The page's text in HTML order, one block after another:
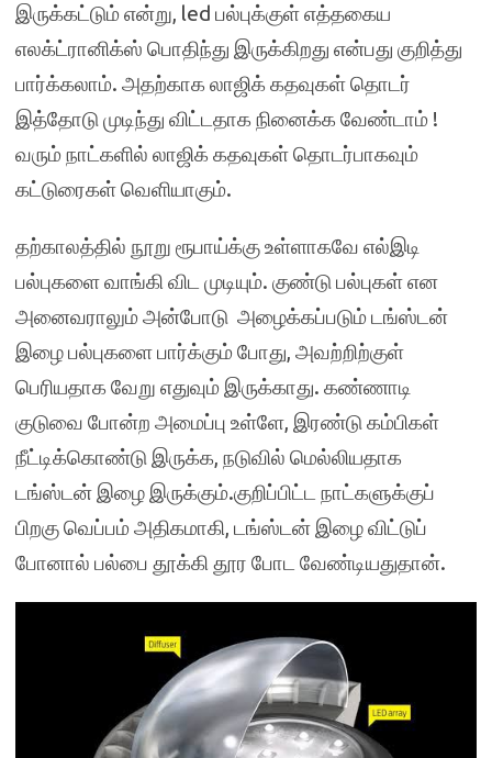
இருக்கட்டும் என்று, led பல்புக்குள் எத்தகைய
எலக்ட்ரானிக்ஸ் பொதிந்து இருக்கிறது என்பது குறித்து
பார்க்கலாம். அதற்காக லாஜிக் கதவுகள் தொடர்
இத்தோடு முடிந்து விட்டதாக நினைக்க வேண்டாம் !
வரும் நாட்களில் லாஜிக் கதவுகள் தொடர்பாகவும்
கட்டுரைகள் வெளியாகும்.
தற்காலத்தில் நூறு ரூபாய்க்கு உள்ளாகவே எல்இடி
பல்புகளை வாங்கி விட முடியும். குண்டு பல்புகள் என
அனைவராலும் அன்போடு அழைக்கப்படும் டங்ஸ்டன்
இழை பல்புகளை பார்க்கும் போது, அவற்றிற்குள்
பெரியதாக வேறு எதுவும் இருக்காது. கண்ணாடி
குடுவை போன்ற அமைப்பு உள்ளே, இரண்டு கம்பிகள்
நீட்டிக்கொண்டு இருக்க, நடுவில் மெல்லியதாக
டங்ஸ்டன் இழை இருக்கும்.குறிப்பிட்ட நாட்களுக்குப்
பிறகு வெப்பம் அதிகமாகி, டங்ஸ்டன் இழை விட்டுப்
போனால் பல்பை தூக்கி தூர போட வேண்டியதுதான்.